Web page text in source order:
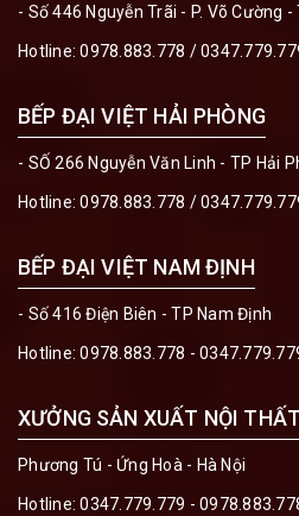
- Số 446 Nguyễn Trãi - P. Võ Cường -
Hotline:0978.883.778 /
BẾP ĐẠI VIỆT HẢI PHÒNG
- SỐ 266 Nguyễn Văn Linh - TP Hải
Hotline:0978.883.778 /
BẾP ĐẠI VIỆT NAM ĐỊNH
- Số 416 Điện Biên - TP Nam Định
Hotline:0978.883.778 -
XƯỞNG SẢN XUẤT NỘI
Phương Tú - Ứng Hoà - Hà Nội
Hotline:0347.779.779 -